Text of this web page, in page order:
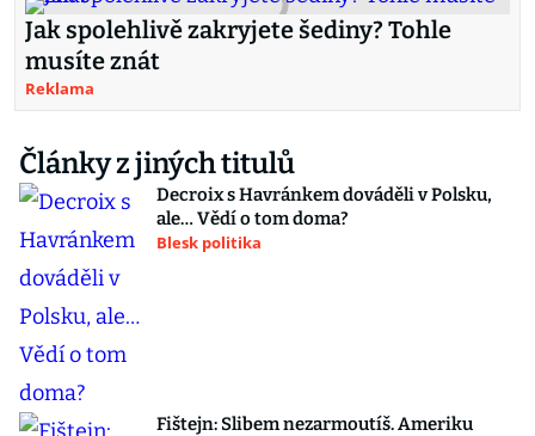
Jak spolehlivě zakryjete šediny? Tohle
musíte znát
Reklama
Články z jiných titulů
Decroix s Havránkem dováděli v Polsku,
ale… Vědí o tom doma?
Blesk politika
Fištejn: Slibem nezarmoutíš. Ameriku